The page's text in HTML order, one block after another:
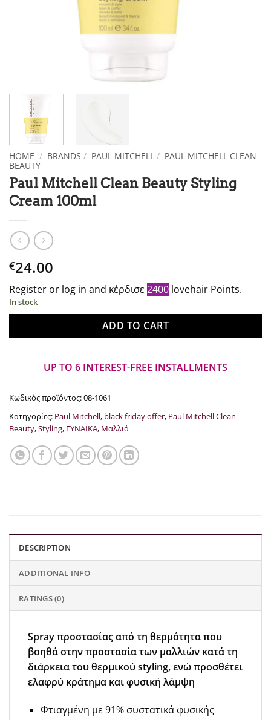
HOME / BRANDS / PAUL MITCHELL / PAUL MITCHELL CLEAN
BEAUTY
Paul Mitchell Clean Beauty Styling
Cream 100ml
€24.00
Register or log in and κέρδισε 2400 lovehair Points.
In stock
ADD TO CART
UP TO 6 INTEREST-FREE INSTALLMENTS
Κωδικός προϊόντος:08-1061
Κατηγορίες: Paul Mitchell, black friday offer, Paul Mitchell Clean
Beauty,Styling, ΓΥΝΑΙΚΑ, Μαλλιά
DESCRIPTION
ADDITIONAL INFO
RATINGS (0)
Spray προστασίας από τη θερμότητα που
βοηθά στην προστασία των μαλλιών κατά τη
διάρκεια του θερμικού styling, ενώ προσθέτει
ελαφρύ κράτημα και φυσική λάμψη
Φτιαγμένη με 91% συστατικά φυσικής